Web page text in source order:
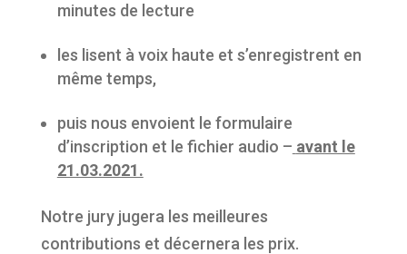
minutes de lecture
les lisent à voix haute et s’enregistrent en
même temps,
puis nous envoient le formulaire
d’inscription et le fichier audio – avant le
21.03.2021.
Notre jury jugera les meilleures
contributions et décernera les prix.